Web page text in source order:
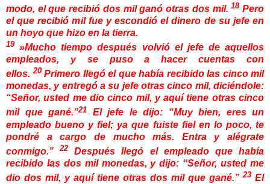
modo, el que recibió dos mil ganó otras dos mil. 18 Pero
el que recibió mil fue y escondió el dinero de su jefe en
un hoyo que hizo en la tierra.
19 »Mucho tiempo después volvió el jefe de aquellos
empleados, y se puso a hacer cuentas con
ellos. 20 Primero llegó el que había recibido las cinco mil
monedas, y entregó a su jefe otras cinco mil, diciéndole:
“Señor, usted me dio cinco mil, y aquí tiene otras cinco
mil que gané.”21 El jefe le dijo: “Muy bien, eres un
empleado bueno y fiel; ya que fuiste fiel en lo poco, te
pondré a cargo de mucho más. Entra y alégrate
conmigo.”
22 Después llegó el empleado que había
recibido las dos mil monedas, y dijo: “Señor, usted me
dio dos mil, y aquí tiene otras dos mil que gané.” 23 El